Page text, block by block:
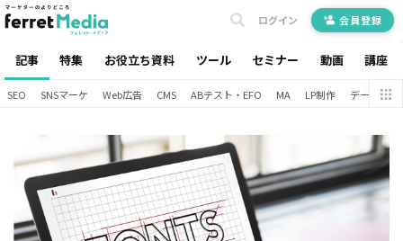
記事 特集 お役立ち資料 ツール セミナー 動画 講座
ログイン 会員登録
SEO SNSマーケ Web広告 CMS ABテスト・EFO MA LP制作 データ分析